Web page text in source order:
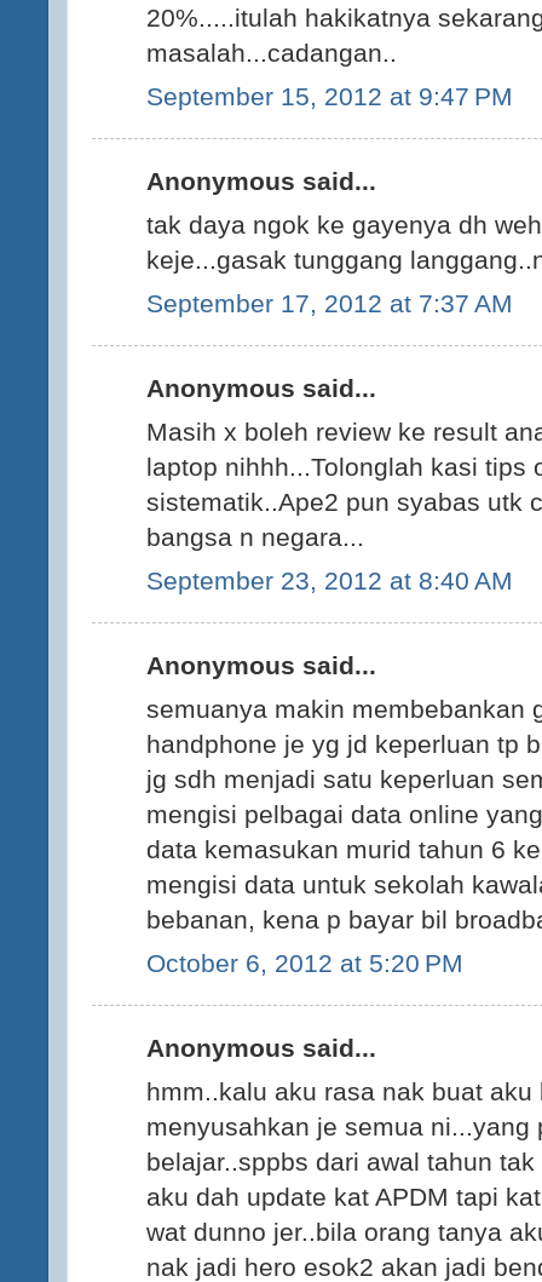
20%.....itulah hakikatnya
masalah...cadangan..
September 15, 2012 at 9:47 PM
Anonymous said...
tak daya ngok ke gayenya dh
keje...gasak tunggang
September 17, 2012 at 7:37 AM
Anonymous said...
Masih x boleh review ke result
laptop nihhh...Tolonglah kasi tips
sistematik..Ape2 pun syabas utk
bangsa n negara...
September 23, 2012 at 8:40 AM
Anonymous said...
semuanya makin membebankan
handphone je yg jd keperluan tp
jg sdh menjadi satu keperluan
mengisi pelbagai data online
data kemasukan murid tahun 6
mengisi data untuk sekolah
bebanan, kena p bayar bil
October 6, 2012 at 5:20 PM
Anonymous said...
hmm..kalu aku rasa nak buat
menyusahkan je semua ni...yang
belajar..sppbs dari awal tahun
aku dah update kat APDM tapi
wat dunno jer..bila orang tanya
nak jadi hero esok2 akan jadi